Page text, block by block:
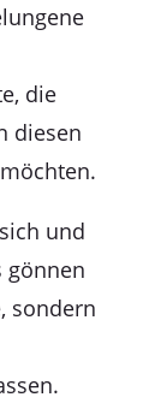
die
diesen
und
gönnen
sondern